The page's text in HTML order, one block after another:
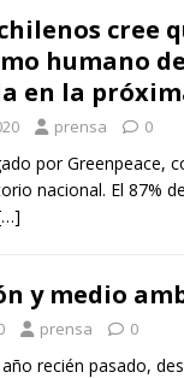
cree
humano
en la
prensa 0
por Greenpeace,
nacional. El 87%
y medio
prensa 0
recién pasado,